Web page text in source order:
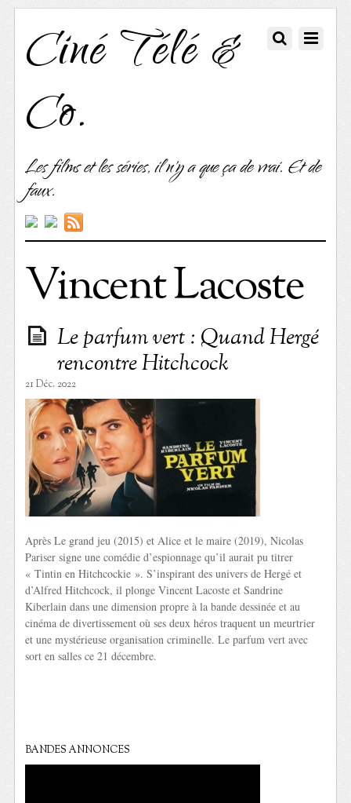
Ciné Télé &
Co.
Les films et les séries, il n'y a que ça de vrai. Et de
faux.
Vincent Lacoste
Le parfum vert : Quand Hergé
rencontre Hitchcock
21 Déc. 2022
Après Le grand jeu (2015) et Alice et le maire (2019), Nicolas
Pariser signe une comédie d’espionnage qu’il aurait pu titrer
« Tintin en Hitchcockie ». S’inspirant des univers de Hergé et
d’Alfred Hitchcock, il plonge Vincent Lacoste et Sandrine
Kiberlain dans une dimension propre à la bande dessinée et au
cinéma de divertissement où ses deux héros traquent un meurtrier
et une mystérieuse organisation criminelle. Le parfum vert avec
sort en salles ce 21 décembre.
BANDES ANNONCES